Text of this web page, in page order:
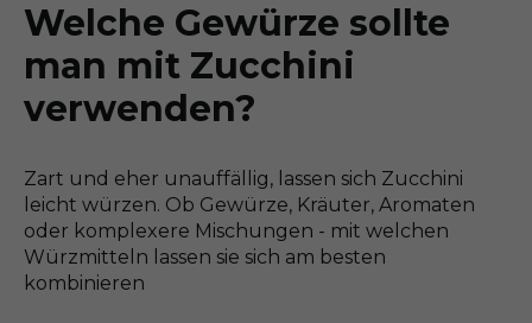
Welche Gewürze sollte
man mit Zucchini
verwenden?
Zart und eher unauffällig, lassen sich Zucchini
leicht würzen. Ob Gewürze, Kräuter, Aromaten
oder komplexere Mischungen - mit welchen
Würzmitteln lassen sie sich am besten
kombinieren